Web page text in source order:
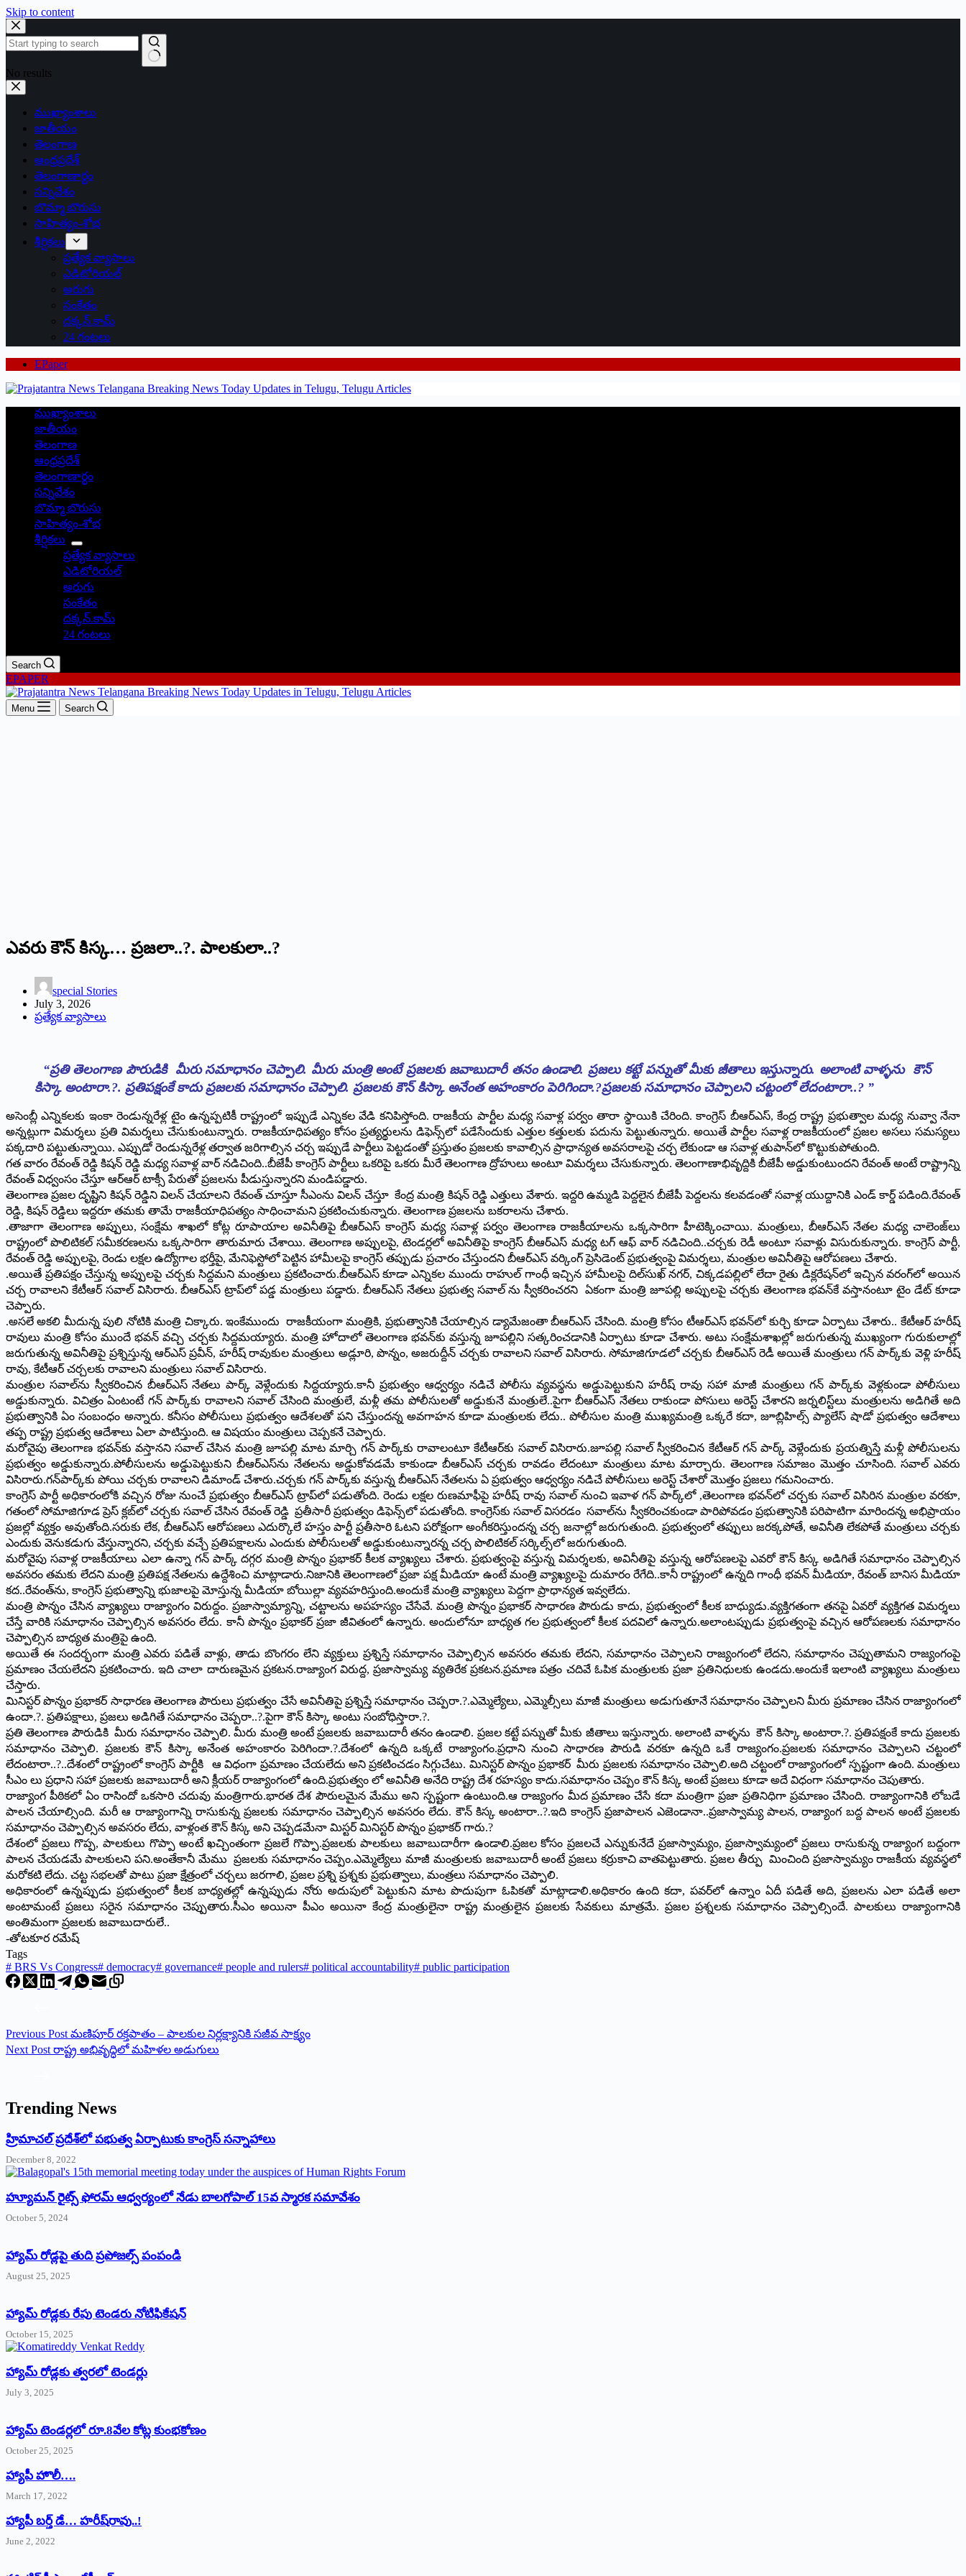
Skip to content
No results
ముఖ్యాంశాలు
జాతీయం
తెలంగాణ
ఆంధ్రప్రదేశ్
తెలంగాణార్థం
సన్నివేశం
బొమ్మా బొరుసు
సాహిత్యం-శోభ
శీర్షికలు
ప్రత్యేక వ్యాసాలు
ఎడిటోరియల్
అరుగు
సంకేతం
దక్కన్.కామ్
24 గంటలు
EPaper
ముఖ్యాంశాలు
జాతీయం
తెలంగాణ
ఆంధ్రప్రదేశ్
తెలంగాణార్థం
సన్నివేశం
బొమ్మా బొరుసు
సాహిత్యం-శోభ
శీర్షికలు
ప్రత్యేక వ్యాసాలు
ఎడిటోరియల్
అరుగు
సంకేతం
దక్కన్.కామ్
24 గంటలు
Search
EPAPER
Menu Search
ఎవరు కౌన్‌ కిస్క… ప్రజలా..?. పాలకులా..?
special Stories
July 3, 2026
ప్రత్యేక వ్యాసాలు
“ప్రతి తెలంగాణ పౌరుడికి మీరు సమాధానం చెప్పాలి. మీరు మంత్రి అంటే ప్రజలకు జవాబుదారీ తనం ఉండాలి. ప్రజలు కట్టే పన్నుతో మీకు జీతాలు ఇస్తున్నారు. అలాంటి వాళ్ళను కౌన్
కిస్కా అంటారా.?. ప్రతిపక్షంకే కాదు ప్రజలకు సమాధానం చెప్పాలి. ప్రజలకు కౌన్ కిస్కా అనేంత అహంకారం పెరిగిందా.?ప్రజలకు సమాధానం చెప్పాలని చట్టంలో లేదంటారా..? ”
అసెంబ్లీ ఎన్నికలకు ఇంకా రెండున్నరేళ్ల టైం ఉన్నప్పటికీ రాష్ట్రంలో ఇప్పుడే ఎన్నికల వేడి కనిపిస్తోంది. రాజకీయ పార్టీల మధ్య సవాళ్ల పర్వం తారా స్థాయికి చేరింది. కాంగ్రెస్ బీఆర్ఎస్‌, కేంద్ర రాష్ట్ర ప్రభుత్వాల మధ్య నువ్వా నేనా
అన్నట్లుగా విమర్శలు ప్రతి విమర్శలు చేసుకుంటున్నారు. రాజకీయాధిపత్యం కోసం ప్రత్యర్థులను డిఫెన్స్‌లో పడేసేందుకు ఎత్తుల కత్తులకు పదును పెట్టుతున్నారు. అయితే పార్టీల సవాళ్ల రాజకీయంలో ప్రజల అసలు సమస్యలు
పక్కదారి పట్టుతున్నాయి. ఎప్పుడో రెండున్నరేళ్ల తర్వాత జరిగాల్సిన చర్చ ఇప్పుడే పార్టీలు పెట్టడంతో ప్రస్తుతం ప్రజలకు కావాల్సిన ప్రాధాన్యత అవసరాలపై చర్చ లేకుండా ఆ సవాళ్ల తుపాన్‌లో కొట్టుకుపోతుంది.
గత వారం రేవంత్‌ రెడ్డి కిషన్‌ రెడ్డి మధ్య సవాళ్ల వార్‌ నడిచింది..బీజేపీ కాంగ్రెస్ పార్టీలు ఒకరిపై ఒకరు మీరే తెలంగాణ ద్రోహులు అంటూ విమర్శలు చేసుకున్నారు. తెలంగాణాభివృద్దికి బీజేపీ అడ్డుకుంటుందని రేవంత్‌ అంటే రాష్ట్రాన్ని
రేవంత్‌ విధ్వంసం చేస్తూ ఆర్‌ఆర్‌ టాక్సీ పేరుతో ప్రజలను పీడుస్తున్నారని మండిపడ్డారు.
తెలంగాణ ప్రజల దృష్టిని కిషన్‌ రెడ్డిని విలన్‌ చేయాలని రేవంత్‌ చూస్తూ సీఎంను విలన్‌ చేస్తూ కేంద్ర మంత్రి కిషన్‌ రెడ్డి ఎత్తులు వేశారు. ఇద్దరి ఉమ్మడి పెద్దలైన బీజేపీ పెద్దలను కలవడంతో సవాళ్ల యుద్దానికి ఎండ్‌ కార్డ్ పడింది.రేవంత్‌
రెడ్డి, కిషన్‌ రెడ్డిలు ఇద్దరూ తమకు తామే రాజకీయాధిపత్యం సాధించామని ప్రకటించుకున్నారు. తెలంగాణ ప్రజలను బకరాలను చేశారు.
.తాజాగా తెలంగాణ అప్పులు, సంక్షేమ శాఖలో కోట్ల రూపాయాల అవినీతిపై బీఆర్ఎస్‌ కాంగ్రెస్‌ మధ్య సవాళ్ల పర్వం తెలంగాణ రాజకీయాలను ఒక్కసారిగా హీటెక్కించాయి. మంత్రులు, బీఆర్ఎస్‌ నేతల మధ్య చాలెంజ్‌లు
రాష్ట్రంలో పొలిటికల్‌ సమీకరణలను ఒక్కసారిగా తారుమారు చేశాయి. తెలంగాణ అప్పులపై, టెండర్లలో అవినీతిపై కాంగ్రెస్‌ బీఆర్ఎస్‌ మధ్య టగ్‌ ఆఫ్‌ వార్‌ నడిచింది..చర్చకు రెడీ అంటూ సవాళ్లు విసురుకున్నారు. కాంగ్రెస్‌ పార్టీ,
రేవంత్ రెడ్డి అప్పులపై, రెండు లక్షల ఉద్యోగాల భర్తీపై, మేనిఫెస్టోలో పెట్టిన హామీలపై కాంగ్రెస్ తప్పుడు ప్రచారం చేస్తుందని బీఆర్ఎస్ వర్కింగ్‌ ప్రెసిడెంట్‌ ప్రభుత్వంపై విమర్శలు, మంత్రుల అవినీతిపై ఆరోపణలు చేశారు.
.అయితే ప్రతిపక్షం చేస్తున్న అప్పులపై చర్చకు సిద్దమని మంత్రులు ప్రకటించారు.బీఆర్ఎస్‌ కూడా ఎన్నికల ముందు రాహుల్‌ గాంధీ ఇచ్చిన హామీలపై దిల్‌సుఖ్ నగర్‌, చిక్కడపల్లిలో లేదా రైతు డిక్లరేషన్‌లో ఇచ్చిన వరంగ్‌లో అయిన
చర్చ రావాలని కేటీఆర్‌ సవాల్ విసిరారు. బీఆర్ఎస్‌ ట్రాప్‌లో పడ్డ మంత్రులు పడ్డారు. బీఆర్ఎస్‌ నేతలు ప్రభుత్వ సవాల్‌ ను స్వీకరించరని ఏకంగా మంత్రి జూపల్లి అప్పులపై చర్చకు తెలంగాణ భవన్‌కే వస్తానంటూ టైం డేట్‌ కూడా
చెప్పారు.
.అసలే అకలి మీదున్న పులి నోటికి మంత్రి చిక్కారు. ఇంకేముందు రాజకీయంగా మంత్రికి, ప్రభుత్వానికి చేయాల్సిన డ్యామేజంతా బీఆర్ఎస్‌ చేసింది. మంత్రి కోసం టీఆర్ఎస్‌ భవన్‌లో కుర్చి కూడా ఏర్పాటు చేశారు.. కేటీఆర్‌ హరీష్‌
రావులు మంత్రి కోసం ముందే భవన్ వచ్చి చర్చకు సిద్దమయ్యారు. మంత్రి హోదాలో తెలంగాణ భవన్‌కు వస్తున్న జూపల్లిని సత్కరించడానికి ఏర్పాటు కూడా చేశారు. అటు సంక్షేమశాఖల్లో జరుగుతున్న ముఖ్యంగా గురుకులాల్లో
జరుగుతున్న అవినీతిపై ప్రశ్నిస్తున్న ఆర్‌ఎస్‌ ప్రవీన్‌, హరీష్‌ రావుకుల మంత్రులు అడ్లూరి, పొన్నం, అజరుద్దీన్‌ చర్చకు రావాలని సవాల్‌ విసిరారు. సోమాజిగూడలో చర్చకు బీఆర్ఎస్‌ రెడీ అయితే మంత్రులు గన్‌ పార్క్‌కు వెళ్లి హరీష్‌
రావు, కేటీఆర్‌ చర్చలకు రావాలని మంత్రులు సవాల్‌ విసిరారు.
మంత్రుల సవాల్‌ను స్వీకరించిన బీఆర్ఎస్‌ నేతలు పార్క్‌ వెళ్లేందుకు సిద్దయ్యారు.కానీ ప్రభుత్వం ఆధ్వర్యం నడిచే పోలీసు వ్యవస్థను అడ్డుపెట్టుకుని హరీష్‌ రావు సహా మాజీ మంత్రులు గన్‌ పార్క్‌కు వెళ్లకుండా పోలీసులు
అడ్డుకున్నారు. విచిత్రం ఏంటంటే గన్‌ పార్క్‌కు రావాలని సవాల్‌ చేసింది మంత్రులే, మళ్లీ తమ పోలీసులతో అడ్డుకునే మంత్రులే..పైగా బీఆర్ఎస్‌ నేతలు రాకుండా పోసులు అరెస్ట్‌ చేశారని జర్నలిస్ట్‌లు మంత్రులను అడిగితే అది
ప్రభుత్వానికి ఏం సంబంధం అన్నారు. కనీసం పోలీసులు ప్రభుత్వం ఆదేశలతో పని చేస్తుందన్న అవగాహన కూడా మంత్రులకు లేదు.. పోలీసుల మంత్రి ముఖ్యమంత్రి ఒక్కరే కదా, జూబ్లిహిల్స్‌ ప్యాలేస్‌ షాడో ప్రభుత్వం ఆదేశాలు
తప్ప రాష్ట్ర ప్రభుత్వ ఆదేశాలు ఏలా పాటిస్తుంది. ఆ విషయం మంత్రులు చెప్పకనే చెప్పారు.
మరోవైపు తెలంగాణ భవన్‌కు వస్తానని సవాల్‌ చేసిన మంత్రి జూపల్లి మాట మార్చి గన్‌ పార్క్‌కు రావాలంటూ కేటీఆర్‌కు సవాల్‌ విసిరారు.జూపల్లి సవాల్‌ స్వీకరించిన కేటీఆర్‌ గన్‌ పార్క్‌ వెళ్లేందుకు ప్రయత్నిస్తే మళ్లీ పోలీసులను
ప్రభుత్వం అడ్డుకున్నారు.పోలీసులను అడ్డుపెట్టుకుని బీఆర్ఎస్‌ను నేతలను అడ్డుకోవడమే కాకుండా బీఆర్ఎస్‌ చర్చకు రావడం లేదంటూ మంత్రులు మాట మార్చారు. తెలంగాణ సమాజం మొత్తం చూసింది. సవాల్‌ ఎవరు
విసిరారు.గన్‌పార్క్‌కు పోయి చర్చకు రావాలని డిమాండ్ చేశారు.చర్చకు గన్‌ పార్క్‌కు వస్తున్న బీఆర్ఎస్‌ నేతలను ఏ ప్రభుత్వం ఆధ్వర్యం నడిచే పోలీసులు అరెస్ట్‌ చేశారో మొత్తం ప్రజలు గమనించారు.
కాంగ్రెస్ పార్టీ అధికారంలోకి వచ్చిన రోజు నుంచే ప్రభుత్వం బీఆర్ఎస్‌ ట్రాప్‌లో పడుతోంది. రెండు లక్షల రుణమాఫీపై హరీష్‌ రావు సవాల్‌ నుంచి ఇవాళ గన్‌ పార్క్‌లో ,తెలంగాణ భవన్‌లో చర్చకు సవాల్‌ విసిరిన మంత్రుల వరకూ,
గతంలో సోమాజిగూడ ప్రెస్‌ క్లబ్‌లో చర్చకు సవాల్‌ చేసిన రేవంత్‌ రెడ్డి ప్రతీసారీ ప్రభుత్వం డిఫెన్స్‌లో పడుతోంది. కాంగ్రెస్‌కు సవాల్‌ విసరడం సవాల్‌ను స్వీకరించకుండా పారిపోవడం ప్రభుత్వానికి పరిపాటిగా మారిందన్న అభిప్రాయం
ప్రజల్లో వ్యక్తం అవుతోంది.సరుకు లేక, బీఆర్ఎస్‌ ఆరోపణలు ఎదుర్కొలే హస్తం పార్టీ ప్రతీసారి ఓటని పరోక్షంగా అంగీకరిస్తుందన్న చర్చ జనాల్లో జరుగుతుంది. ప్రభుత్వంలో తప్పులు జరక్కపోతే, అవినీతి లేకపోతే మంత్రులు చర్చకు
ఎందుకు వెనుకడుగు వేస్తున్నారని, చర్చకు వచ్చే ప్రతిపక్షాలను ఎందుకు పోలీసులతో అడ్డుకుంటున్నారన్న చర్చ పొలిటికల్‌ సర్కిల్స్‌లో జరుగుతుంది.
మరోవైపు సవాళ్ల రాజకీయాలు ఎలా ఉన్నా గన్‌ పార్క్‌ దగ్గర మంత్రి పొన్నం ప్రభాకర్‌ కీలక వ్యాఖ్యలు చేశారు. ప్రభుత్వంపై వస్తున్న విమర్శలకు, అవినీతిపై వస్తున్న ఆరోపణలపై ఎవరో కౌన్‌ కిస్క అడిగితే సమాధానం చెప్పాల్సిన
అవసరం తమకు లేదని మంత్రి ప్రతిపక్ష నేతలను ఉద్దేశించి మాట్లాడారు.నిజానికి తెలంగాణలో ప్రజా పక్ష మీడియా ఉంటే మంత్రి వ్యాఖ్యలపై దుమారం రేగేది..కానీ రాష్ట్రంలో ఉన్నది గాంధీ భవన్‌ మీడియా, రేవంత్‌ బానిస మీడియా
కద..రేవంత్‌ను, కాంగ్రెస్‌ ప్రభుత్వాన్ని భుజాలపై మోస్తున్న మీడియా బోయిల్లా వ్యవహరిస్తుంది.అందుకే మంత్రి వ్యాఖ్యలు పెద్దగా ప్రాధాన్యత ఇవ్వలేదు.
మంత్రి పొన్నం చేసిన వ్యాఖ్యలు రాజ్యాంగం విరుద్దం. ప్రజాస్వామ్యాన్ని, చట్టాలను అపహస్యం చేసేవే. మంత్రి పొన్నం ప్రభాకర్ సాధారణ పౌరుడు కాదు, ప్రభుత్వంలో కీలక బాధ్యుడు.వ్యక్తిగతంగా తనపై ఏవరో వ్యక్తిగత విమర్శలు
చేస్తే వారికి సమాధానం చెప్పాల్సిన అవసరం లేదు. కానీ పొన్నం ప్రభాకర్‌ ప్రజా జీవితంలో ఉన్నారు. అందులోనూ బాధ్యత గల ప్రభుత్వంలో కీలక పదవిలో ఉన్నారు.అలాంటప్పుడు ప్రభుత్వంపై వచ్చిన ఆరోపణలకు సమాధానం
చెప్పాల్సిన బాధ్యత మంత్రిపై ఉంది.
అయితే ఈ సందర్భంగా మంత్రి ఎవరు పడితే వాళ్లు, తాడు బొంగరం లేని వ్యక్తులు ప్రశ్నిస్తే సమాధానం చెప్పాల్సిన అవసరం తమకు లేదని, సమాధానం చెప్పాలని రాజ్యంగంలో లేదని, సమాధానం చెప్పుతామని రాజ్యంగంపై
ప్రమాణం చేయలేదని ప్రకటించారు. ఇది చాలా దారుణమైన ప్రకటన.రాజ్యాంగ విరుద్ద, ప్రజాస్వామ్య వ్యతిరేక ప్రకటన.ప్రమాణ పత్రం చదివే ఓపిక మంత్రులకు ప్రజా ప్రతినిధులకు ఉండదు.అందుకే ఇలాంటి వ్యాఖ్యలు మంత్రులు
చేస్తారు.
మినిస్టర్ పొన్నం ప్రభాకర్ సాధారణ తెలంగాణ పౌరులు ప్రభుత్వం చేసే అవినీతిపై ప్రశ్నిస్తే సమాధానం చెప్పరా.?.ఎమ్మెల్యేలు, ఎమ్మెల్సీలు మాజీ మంత్రులు అడుగుతూనే సమాధానం చెప్పాలని మీరు ప్రమాణం చేసిన రాజ్యాంగంలో
ఉందా.?. ప్రతిపక్షాలు, ప్రజలు అడిగితే సమాధానం చెప్పరా..?.పైగా కౌన్ కిస్కా అంటు సంబోధిస్తారా.?.
ప్రతి తెలంగాణ పౌరుడికి మీరు సమాధానం చెప్పాలి. మీరు మంత్రి అంటే ప్రజలకు జవాబుదారీ తనం ఉండాలి. ప్రజల కట్టే పన్నుతో మీకు జీతాలు ఇస్తున్నారు. అలాంటి వాళ్ళను కౌన్ కిస్కా అంటారా.?. ప్రతిపక్షంకే కాదు ప్రజలకు
సమాధానం చెప్పాలి. ప్రజలకు కౌన్ కిస్కా అనేంత అహంకారం పెరిగిందా.?.దేశంలో ఉన్నది ఒక్కటే రాజ్యాంగం.ప్రధాని నుంచి సాధారణ పౌరుడి వరకూ ఉన్నది ఒకే రాజ్యంగం.ప్రజలకు సమాధానం చెప్పాలని చట్టంలో
లేదంటారా..?..దేశంలో రాష్ట్రంలో కాంగ్రెస్ పార్టీకి ఆ విధంగా ప్రమాణం చేయలేదు అని ప్రకటించడం సిగ్గుచేటు. మినిస్టర్ పొన్నం ప్రభాకర్ మీరు ప్రజలకు సమాధానం చెప్పాలి.అది చట్టంలో రాజ్యాంగంలో స్పష్టంగా ఉంది. మంత్రులు
సీఎం లు ప్రధాని సహా ప్రజలకు జవాబుదారీ అని క్లీయర్ రాజ్యాంగంలో ఉంది.ప్రభుత్వం లో అవినీతి అనేది రాష్ట్ర దేశ రహస్యం కాదు.సమాధానం చెప్పం కౌన్ కిస్క అంటే ప్రజలు కూడా అదే విధంగా సమాధానం చెపుతారు.
రాజ్యాంగ పీఠికలో ఏం రాసిందో ఒకసారి చదువు మంత్రిగారు.భారత దేశ పౌరులమైన మేము అని స్పష్టంగా ఉంటుంది.ఆ రాజ్యంగం మీద ప్రమాణం చేసే కదా మంత్రిగా ప్రజా ప్రతినిధిగా ప్రమాణం చేసింది. రాజ్యాంగానికి లోబడే
పాలన చేయాల్సింది. మరీ ఆ రాజ్యాంగాన్ని రాసుకున్న ప్రజలకు సమాధానం చెప్పాల్సిన అవసరం లేదు. కౌన్‌ కిస్క అంటారా..?.ఇది కాంగ్రెస్‌ ప్రజాపాలన ఎజెండానా..ప్రజాస్వామ్య పాలన, రాజ్యాంగ బద్ద పాలన అంటే ప్రజలకు
సమాధానం చెప్పాల్సిన అవసరం లేదు, వాళ్లంత కౌన్‌ కిస్క అని చెప్పడమేనా మిస్టర్‌ మినిస్టర్‌ పొన్నం ప్రభాకర్‌ గారు.?
దేశంలో ప్రజలు గొప్ప, పాలకులు గొప్పా అంటే ఖచ్చింతంగా ప్రజలే గొప్పా.ప్రజలకు పాలకులు జవాబుదారీగా ఉండాలి.ప్రజల కోసం ప్రజలచే ఎన్నుకునేదే ప్రజాస్వామ్యం, ప్రజాస్వామ్యంలో ప్రజలు రాసుకున్న రాజ్యాంగ బద్దంగా
పాలన చేయడమే పాలకులని పని.అంతేకానీ మేము ప్రజలకు సమాధానం చెప్పం.ఎమ్మెల్యేలు మాజీ మంత్రులకు జవాబుదారీ అంటే ప్రజలు కర్రుకాచి వాతపెట్టుతారు. ప్రజల తీర్పు మించింది ప్రజాస్వామ్యం రాజకీయ వ్యవస్థలో
మరోకటి లేదు. చట్ట సభలతో పాటు ప్రజా క్షేత్రంలో చర్చలు జరగాలి, ప్రజల ప్రశ్ని ప్రశ్నకు ప్రభుత్వాలు, మంత్రలు సమాధానం చెప్పాలి.
అధికారంలో ఉన్నప్పుడు ప్రభుత్వంలో కీలక బాధ్యతల్లో ఉన్నప్పుడు నోరు అదుపులో పెట్టుకుని మాట పొదుపుగా ఓపికతో మాట్లాడాలి.అధికారం ఉంది కదా, పవర్‌లో ఉన్నాం ఏదీ పడితే అది, ప్రజలను ఎలా పడితే అలా
అంటామంటే ప్రజలు సరైన సమాధానం చెప్పుతారు.సీఎం అయినా పీఎం అయినా కేంద్ర మంత్రులైనా రాష్ట్ర మంత్రులైన ప్రజలకు సేవకులు మాత్రమే. ప్రజల ప్రశ్నలకు సమాధానం చెప్పాల్సిందే. పాలకులు రాజ్యాంగానికి
అంతిమంగా ప్రజలకు జవాబుదారులే..
-తోటకూర రమేష్
Tags
# BRS Vs Congress# democracy# governance# people and rulers# political accountability# public participation
Previous Post మణిపూర్ రక్తపాతం – పాలకుల నిర్లక్ష్యానికి సజీవ సాక్ష్యం
Next Post రాష్ట్ర అభివృద్ధిలో మహిళల అడుగులు
Trending News
‌హ్రిమాచల్‌ ‌ప్రదేశ్‌లో పభుత్వ ఏర్పాటుకు కాంగ్రెస్‌ ‌సన్నాహాలు
December 8, 2022
హ్యూమన్‌ రైట్స్‌ ఫోరమ్‌ ఆధ్వర్యంలో నేడు బాలగోపాల్‌ 15వ స్మారక సమావేశం
October 5, 2024
హ్యామ్‌ రోడ్లపై తుది ప్రపోజల్స్‌ పంపండి
August 25, 2025
హ్యామ్‌ రోడ్లకు రేపు టెండరు నోటిఫికేషన్‌
October 15, 2025
హ్యామ్‌ రోడ్లకు త్వరలో టెండర్లు
July 3, 2025
హ్యామ్‌ ‌టెండర్లలో రూ.8వేల కోట్ల కుంభకోణం
October 25, 2025
హ్యాపీ హొలీ….
March 17, 2022
హ్యాపీ బర్త్ ‌డే… హరీష్‌రావు..!
June 2, 2022